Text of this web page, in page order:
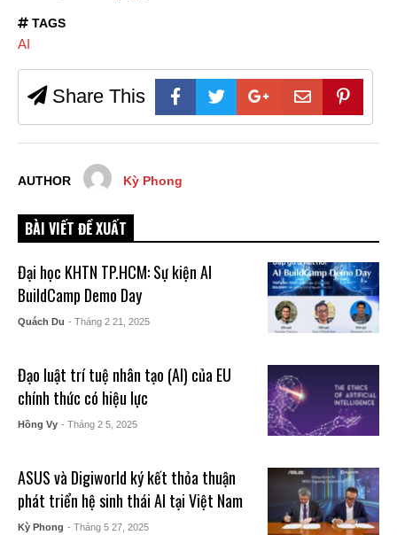
TAGS
AI
Share This
AUTHOR Kỳ Phong
BÀI VIẾT ĐỀ XUẤT
Đại học KHTN TP.HCM: Sự kiện AI
BuildCamp Demo Day
Quách Du - Tháng 2 21, 2025
Đạo luật trí tuệ nhân tạo (AI) của EU
chính thức có hiệu lực
Hồng Vy - Tháng 2 5, 2025
ASUS và Digiworld ký kết thỏa thuận
phát triển hệ sinh thái AI tại Việt Nam
Kỳ Phong - Tháng 5 27, 2025